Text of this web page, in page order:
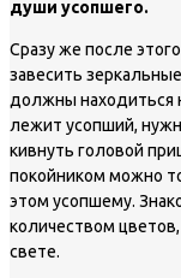
души усопшего.
Сразу же после
завесить
должны находиться
лежит усопший,
кивнуть головой
покойником можно
этом усопшему.
количеством
свете.